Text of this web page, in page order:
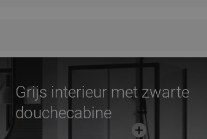
Grijs interieur met zwarte
douchecabine